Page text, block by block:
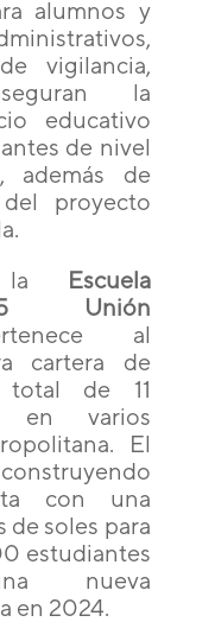
alumnos y
vigilancia,
la
educativo
de nivel
además de
proyecto
Escuela
Unión
al
cartera de
total de 11
en varios
El
con una
de soles para
estudiantes
nueva
en 2024.